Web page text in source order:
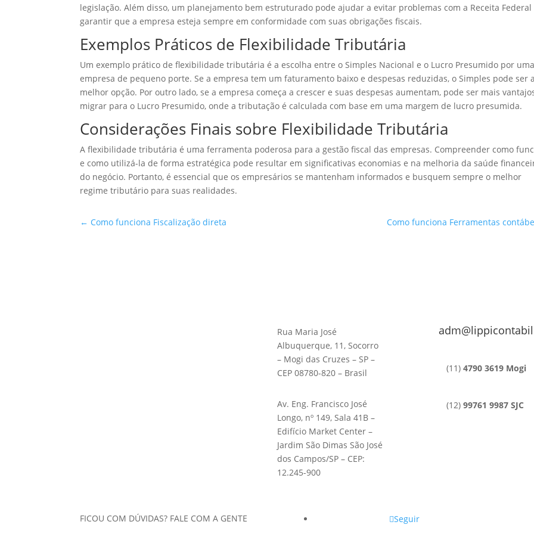
legislação. Além disso, um planejamento bem estruturado pode ajudar a evitar problemas com a Receita Federal
garantir que a empresa esteja sempre em conformidade com suas obrigações fiscais.
Exemplos Práticos de Flexibilidade Tributária
Um exemplo prático de flexibilidade tributária é a escolha entre o Simples Nacional e o Lucro Presumido por uma
empresa de pequeno porte. Se a empresa tem um faturamento baixo e despesas reduzidas, o Simples pode ser a
melhor opção. Por outro lado, se a empresa começa a crescer e suas despesas aumentam, pode ser mais
migrar para o Lucro Presumido, onde a tributação é calculada com base em uma margem de lucro presumida.
Considerações Finais sobre Flexibilidade Tributária
A flexibilidade tributária é uma ferramenta poderosa para a gestão fiscal das empresas. Compreender como
e como utilizá-la de forma estratégica pode resultar em significativas economias e na melhoria da saúde
do negócio. Portanto, é essencial que os empresários se mantenham informados e busquem sempre o melhor
regime tributário para suas realidades.
← Como funciona Fiscalização direta Como funciona Ferramentas
Rua Maria José
Albuquerque, 11, Socorro
– Mogi das Cruzes – SP –
CEP 08780-820 – Brasil
Av. Eng. Francisco José
Longo, nº 149, Sala 41B –
Edifício Market Center –
Jardim São Dimas São José
dos Campos/SP – CEP:
12.245-900
(11) 4790 3619 Mogi
(12) 99761 9987 SJC
FICOU COM DÚVIDAS? FALE COM A GENTE Seguir